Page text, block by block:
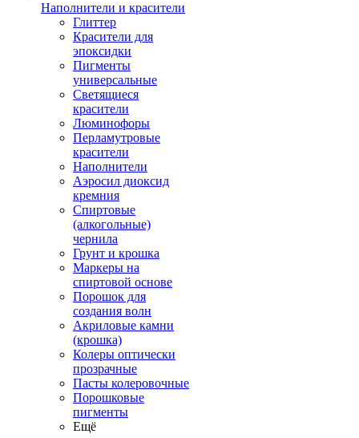
Наполнители и красители
Глиттер
Красители для
эпоксидки
Пигменты
универсальные
Светящиеся
красители
Люминофоры
Перламутровые
красители
Наполнители
Аэросил диоксид
кремния
Спиртовые
(алкогольные)
чернила
Грунт и крошка
Маркеры на
спиртовой основе
Порошок для
создания волн
Акриловые камни
(крошка)
Колеры оптически
прозрачные
Пасты колеровочные
Порошковые
пигменты
Ещё